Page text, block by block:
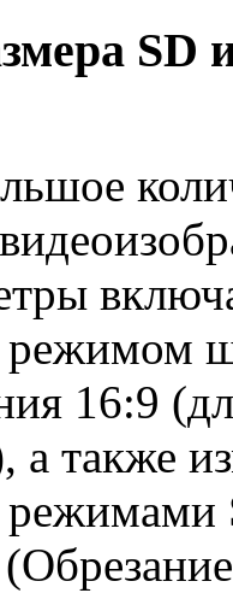
SD
16:9
а также